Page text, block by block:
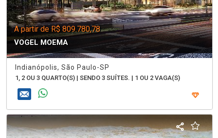
A partir de R$ 809.780,78
VOGEL MOEMA
Indianópolis, São Paulo-SP
1, 2 OU 3 QUARTO(S) | SENDO 3 SUÍTES. | 1 OU 2 VAGA(S)